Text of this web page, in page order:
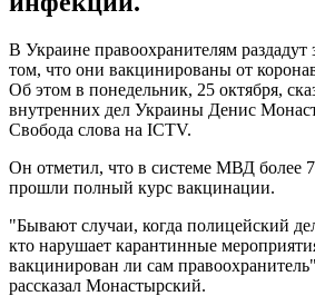
В Украине правоохранителям раздадут
том, что они вакцинированы от
Об этом в понедельник, 25 октября,
внутренних дел Украины Денис
Свобода слова на ICTV.
Он отметил, что в системе МВД более
прошли полный курс вакцинации.
"Бывают случаи, когда полицейский
кто нарушает карантинные
вакцинирован ли сам
рассказал Монастырский.